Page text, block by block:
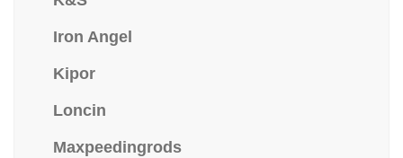
Iron Angel
Kipor
Loncin
Maxpeedingrods